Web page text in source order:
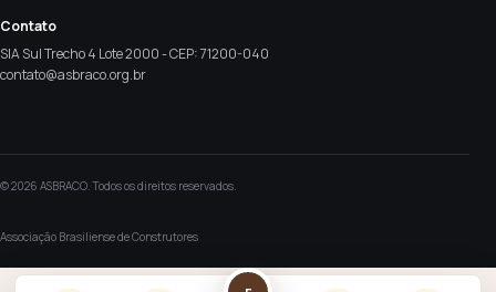
Contato
SIA Sul Trecho 4 Lote 2000 - CEP: 71200-040
contato@asbraco.org.br
© 2026 ASBRACO. Todos os direitos reservados.
Associação Brasiliense de Construtores